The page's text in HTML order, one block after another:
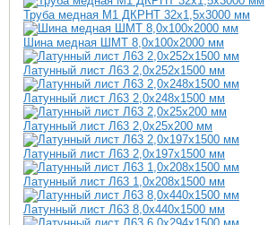
Труба медная М1 ДКРНТ 32х1,5х3000 мм
Шина медная ШМТ 8,0х100х2000 мм
Латунный лист Л63 2,0х252х1500 мм
Латунный лист Л63 2,0х248х1500 мм
Латунный лист Л63 2,0х25х200 мм
Латунный лист Л63 2,0х197х1500 мм
Латунный лист Л63 1,0х208х1500 мм
Латунный лист Л63 8,0х440х1500 мм